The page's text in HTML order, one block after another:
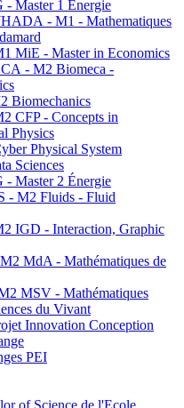
Master 1 Énergie
- M1 - Mathematiques
MiE - Master in Economics
- M2 Biomeca -
Biomechanics
CFP - Concepts in
Physics
Physical System
Sciences
Master 2 Énergie
- M2 Fluids - Fluid
IGD - Interaction, Graphic
MdA - Mathématiques de
MSV - Mathématiques
du Vivant
Innovation Conception
PEI
of Science de l'Ecole